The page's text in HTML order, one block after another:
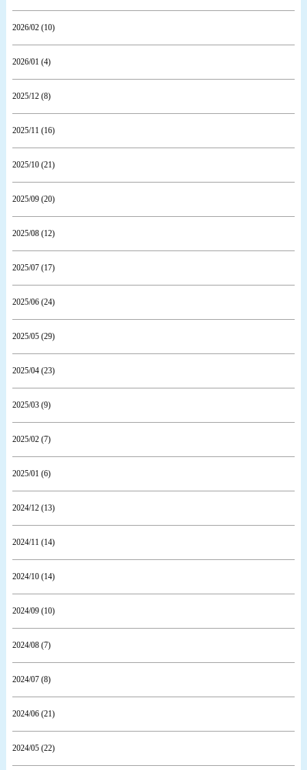
2026/02 (10)
2026/01 (4)
2025/12 (8)
2025/11 (16)
2025/10 (21)
2025/09 (20)
2025/08 (12)
2025/07 (17)
2025/06 (24)
2025/05 (29)
2025/04 (23)
2025/03 (9)
2025/02 (7)
2025/01 (6)
2024/12 (13)
2024/11 (14)
2024/10 (14)
2024/09 (10)
2024/08 (7)
2024/07 (8)
2024/06 (21)
2024/05 (22)